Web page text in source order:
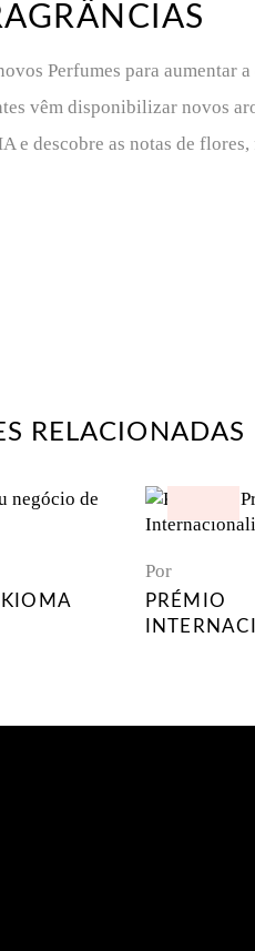
Perfumes para aumentar
vêm disponibilizar novos
e descobre as notas de flores,
RELACIONADAS
Por
PRÉMIO